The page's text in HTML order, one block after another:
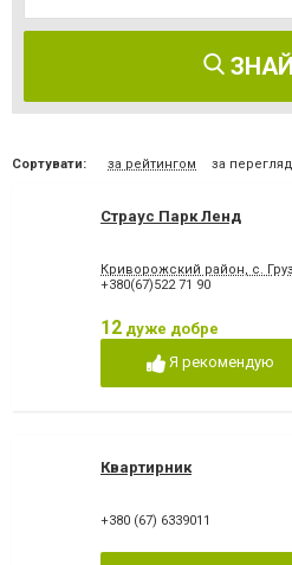
Сортувати: за рейтингом за
Страус Парк Ленд
Криворожский район, с.
+380(67)522 71 90
12 дуже добре
Я рекомендую
Квартирник
+380 (67) 6339011